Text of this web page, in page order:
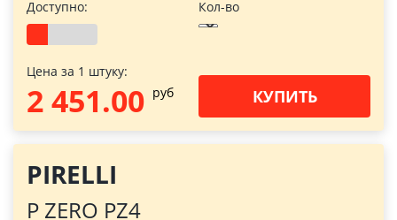
Доступно: Кол-во
Цена за 1 штуку:
2 451.00 pуб КУПИТЬ
PIRELLI
P ZERO PZ4